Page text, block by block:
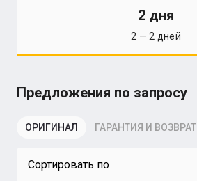
2 дня
2 — 2 дней
Предложения по запросу
ОРИГИНАЛ ГАРАНТИЯ И ВОЗВРАТ
Сортировать по